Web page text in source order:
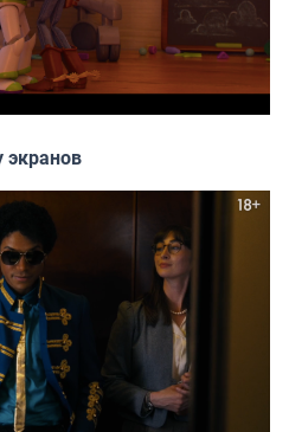
экранов